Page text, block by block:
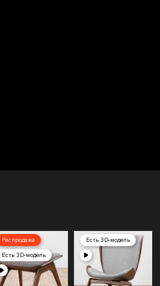
Распродажа
Есть 3D-модель
Есть 3D-модель